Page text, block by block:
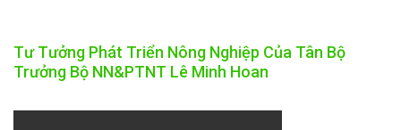
Tư Tưởng Phát Triển Nông Nghiệp Của Tân Bộ
Trưởng Bộ NN&PTNT Lê Minh Hoan